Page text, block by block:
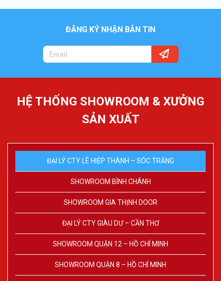
ĐĂNG KÝ NHẬN BẢN TIN
HỆ THỐNG SHOWROOM & XƯỞNG
SẢN XUẤT
ĐẠI LÝ CTY LÊ HIỆP THÀNH – SÓC TRĂNG
SHOWROOM BÌNH CHÁNH
SHOWROOM GIA THỊNH DOOR
ĐẠI LÝ CTY GIÀU DƯ – CẦN THƠ
SHOWROOM QUẬN 12 – HỒ CHÍ MINH
SHOWROOM QUẬN 8 – HỒ CHÍ MINH